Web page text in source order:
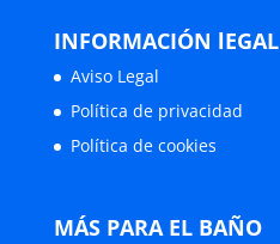
INFORMACIÓN lEGAL
Aviso Legal
Política de privacidad
Política de cookies
MÁS PARA EL BAÑO